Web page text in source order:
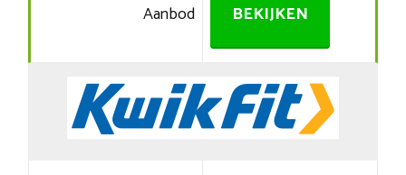
Aanbod BEKIJKEN